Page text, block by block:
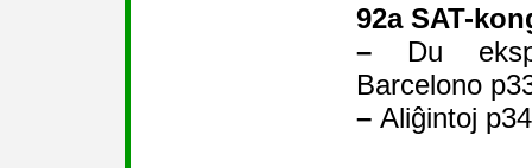
92a SAT-
– Du
Barcelono
– Aliĝintoj p34